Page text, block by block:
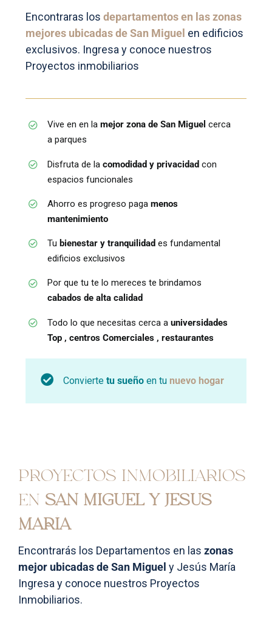
Encontraras losdepartamentos en las zonas
mejores ubicadas de San Miguel en edificios
exclusivos. Ingresa y conoce nuestros
Proyectos inmobiliarios
Vive en en lamejor zona de San Miguel cerca
a parques
Disfruta de lacomodidad y privacidad con
espacios funcionales
Ahorro es progreso pagamenos
mantenimiento
Tu bienestar y tranquilidad es fundamental
edificios exclusivos
Por que tu te lo mereces te brindamos
cabados de alta calidad
Todo lo que necesitas cerca auniversidades
Top , centros Comerciales , restaurantes
Convierte tu sueño en tu nuevo hogar
PROYECTOS INMOBILIARIOS
EN SAN MIGUEL Y JESÚS
MARÍA
Encontrarás los Departamentos en las zonas
mejor ubicadas de San Miguel y Jesús María
Ingresa y conoce nuestros Proyectos
Inmobiliarios.